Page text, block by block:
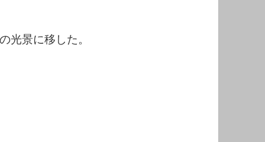
光景に移した。